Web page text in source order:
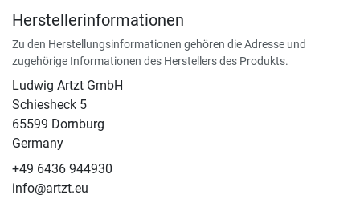
Herstellerinformationen
Zu den Herstellungsinformationen gehören die Adresse und
zugehörige Informationen des Herstellers des Produkts.
Ludwig Artzt GmbH
Schiesheck 5
65599 Dornburg
Germany
+49 6436 944930
info@artzt.eu